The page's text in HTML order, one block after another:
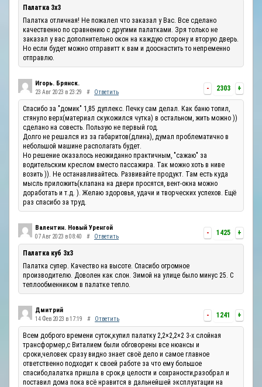
Палатка 3х3
Палатка отличная! Не пожалел что заказал у Вас. Все сделано
качественно по сравнению с другими палатками. Зря только не
заказал у вас дополнительно окон на каждую сторону и вторую дверь.
Но если будет можно отправитт к вам и дооснастить то непременно
отправлю.
- 2303 +
Игорь. Брянск.
23 Авг 2023 в 23:29 # Ответить
Спасибо за "домик" 1,85 дуплекс. Печку сам делал. Как баню топил,
стянуло верх(материал скукожился чутка) в остальном, жить можно ))
сделано на совесть. Пользую не первый год.
Долго не решался из за габаритов(длина), думал проблематично в
небольшой машине располагать будет.
Но решение оказалось неожиданно практичным, "сажаю" за
водительским креслом вместо пассажира. Так можно хоть в ниве
возить )). Не останавливайтесь. Развивайте продукт. Там есть куда
мысль приложить(клапана на двери просятся, вент-окна можно
доработать и т.д. ). Желаю здоровья, удачи и творческих успехов. Ещё
раз спасибо за труд.
- 1425 +
Валентин. Новый Уренгой
07 Авг 2023 в 08:40 # Ответить
Палатка куб 3х3
Палатка супер. Качество на высоте. Спасибо огромное
производителю. Доволен как слон. Зимой на улице было минус 25. С
теплообменником в палатке тепло.
- 1241 +
Дмитрий
14 Фев 2023 в 17:19 # Ответить
Всем доброго времени суток,купил палатку 2,2×2,2×2 3-х слойная
трансформер,с Виталием были обговорены все нюансы и
сроки,человек сразу видно знает своё дело и самое главное
ответственно подходит к своей работе за что ему большое
спасибо,палатка пришла в срок,в целости и сохраности,разобрал и
поставил дома пока всё нравится в дальнейшей эксплуатации на